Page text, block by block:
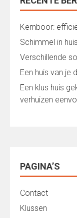
Kernboor:
Schimmel in
Verschillende
Een huis van je
Een klus huis
verhuizen
PAGINA’S
Contact
Klussen